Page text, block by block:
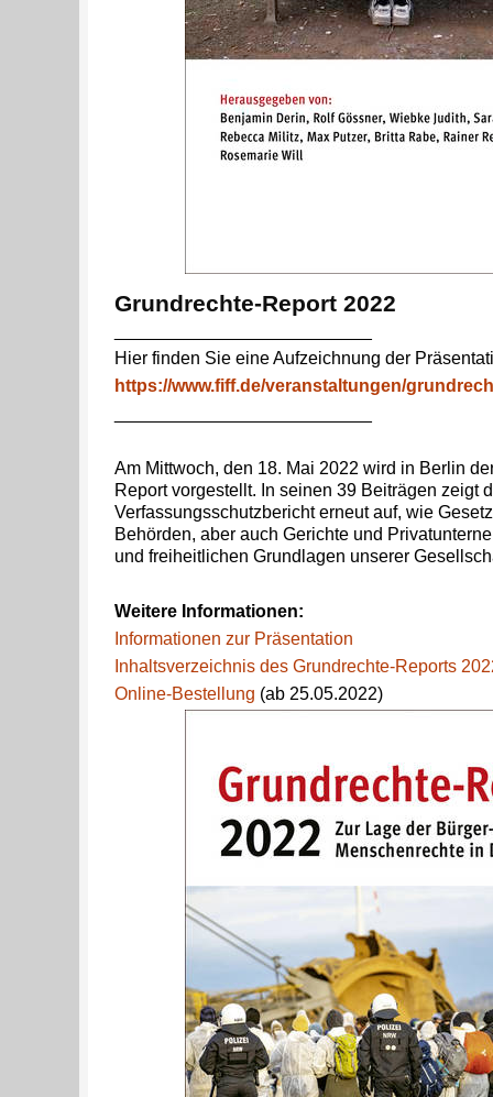
Grundrechte-Report 2022
Hier finden Sie eine Aufzeichnung der
https://www.fiff.de/veranstaltungen/
Am Mittwoch, den 18. Mai 2022 wird in Berlin
Report vorgestellt. In seinen 39 Beiträgen zeigt
Verfassungsschutzbericht erneut auf, wie
Behörden, aber auch Gerichte und
und freiheitlichen Grundlagen unserer
Weitere Informationen:
Informationen zur Präsentation
Inhaltsverzeichnis des Grundrechte-Reports
Online-Bestellung (ab 25.05.2022)